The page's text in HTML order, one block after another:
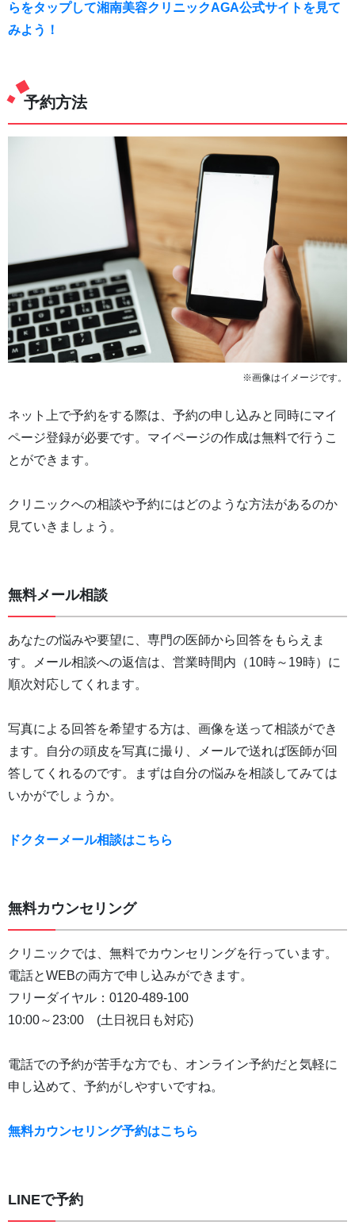
らをタップして湘南美容クリニックAGA公式サイトを見て
みよう！
予約方法
※画像はイメージです。
ネット上で予約をする際は、予約の申し込みと同時にマイ
ページ登録が必要です。マイページの作成は無料で行うこ
とができます。
クリニックへの相談や予約にはどのような方法があるのか
見ていきましょう。
無料メール相談
あなたの悩みや要望に、専門の医師から回答をもらえま
す。メール相談への返信は、営業時間内（10時～19時）に
順次対応してくれます。
写真による回答を希望する方は、画像を送って相談ができ
ます。自分の頭皮を写真に撮り、メールで送れば医師が回
答してくれるのです。まずは自分の悩みを相談してみては
いかがでしょうか。
ドクターメール相談はこちら
無料カウンセリング
クリニックでは、無料でカウンセリングを行っています。
電話とWEBの両方で申し込みができます。
フリーダイヤル：0120-489-100
10:00～23:00 (土日祝日も対応)
電話での予約が苦手な方でも、オンライン予約だと気軽に
申し込めて、予約がしやすいですね。
無料カウンセリング予約はこちら
LINEで予約